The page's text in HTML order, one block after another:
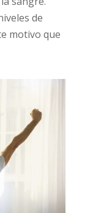
de
motivo que